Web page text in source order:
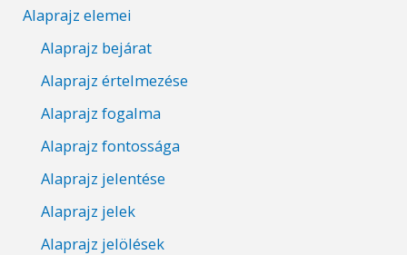
Alaprajz elemei
Alaprajz bejárat
Alaprajz értelmezése
Alaprajz fogalma
Alaprajz fontossága
Alaprajz jelentése
Alaprajz jelek
Alaprajz jelölések